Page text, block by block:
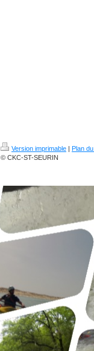
Version imprimable | Plan
© CKC-ST-SEURIN